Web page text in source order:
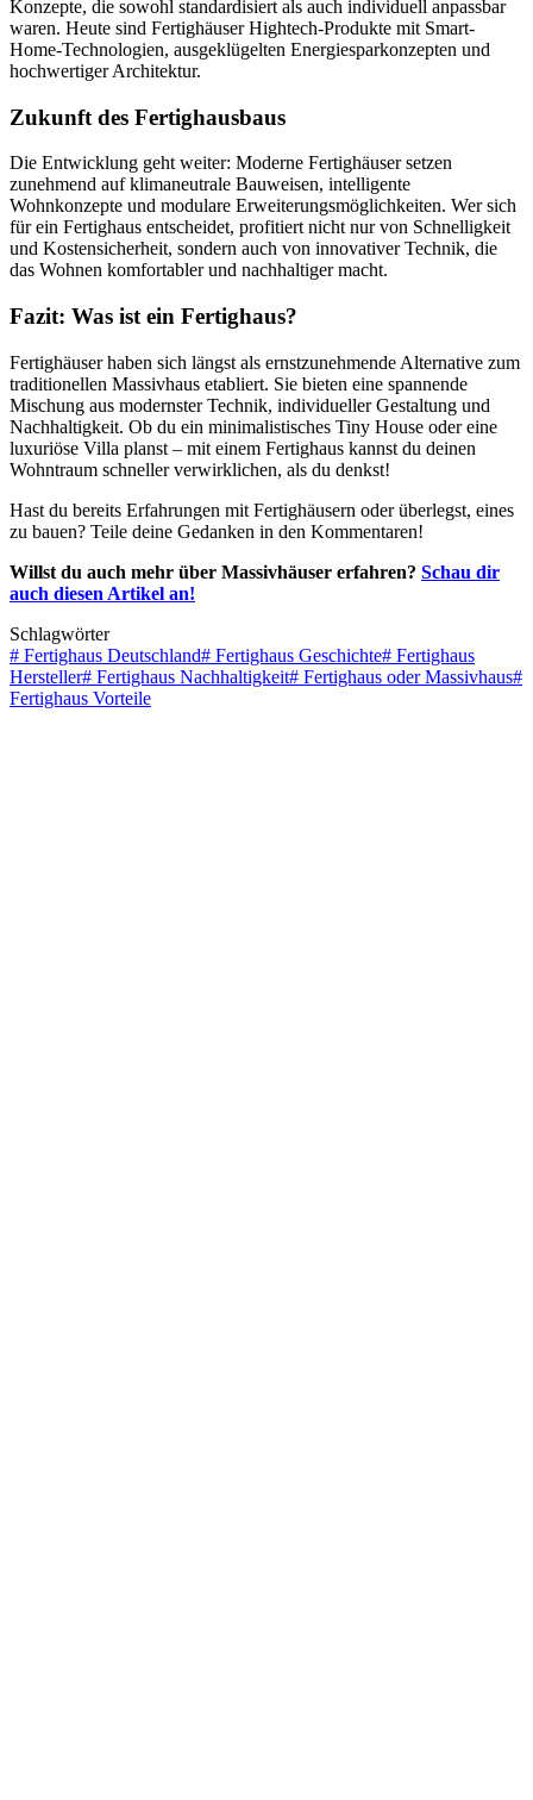
Konzepte, die sowohl standardisiert als auch individuell anpassbar
waren. Heute sind Fertighäuser Hightech-Produkte mit Smart-
Home-Technologien, ausgeklügelten Energiesparkonzepten und
hochwertiger Architektur.
Zukunft des Fertighausbaus
Die Entwicklung geht weiter: Moderne Fertighäuser setzen
zunehmend auf klimaneutrale Bauweisen, intelligente
Wohnkonzepte und modulare Erweiterungsmöglichkeiten. Wer sich
für ein Fertighaus entscheidet, profitiert nicht nur von Schnelligkeit
und Kostensicherheit, sondern auch von innovativer Technik, die
das Wohnen komfortabler und nachhaltiger macht.
Fazit: Was ist ein Fertighaus?
Fertighäuser haben sich längst als ernstzunehmende Alternative zum
traditionellen Massivhaus etabliert. Sie bieten eine spannende
Mischung aus modernster Technik, individueller Gestaltung und
Nachhaltigkeit. Ob du ein minimalistisches Tiny House oder eine
luxuriöse Villa planst – mit einem Fertighaus kannst du deinen
Wohntraum schneller verwirklichen, als du denkst!
Hast du bereits Erfahrungen mit Fertighäusern oder überlegst, eines
zu bauen? Teile deine Gedanken in den Kommentaren!
Willst du auch mehr über Massivhäuser erfahren? Schau dir
auch diesen Artikel an!
Schlagwörter
# Fertighaus Deutschland# Fertighaus Geschichte# Fertighaus
Hersteller# Fertighaus Nachhaltigkeit# Fertighaus oder Massivhaus#
Fertighaus Vorteile